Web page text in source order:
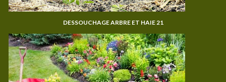
DESSOUCHAGE ARBRE ET HAIE 21